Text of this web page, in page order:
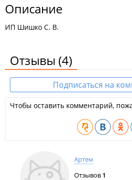
Описание
ИП Шишко С. В.
Отзывы (4)
Подписаться на
Чтобы оставить комментарий,
Артем
Отзывов 1